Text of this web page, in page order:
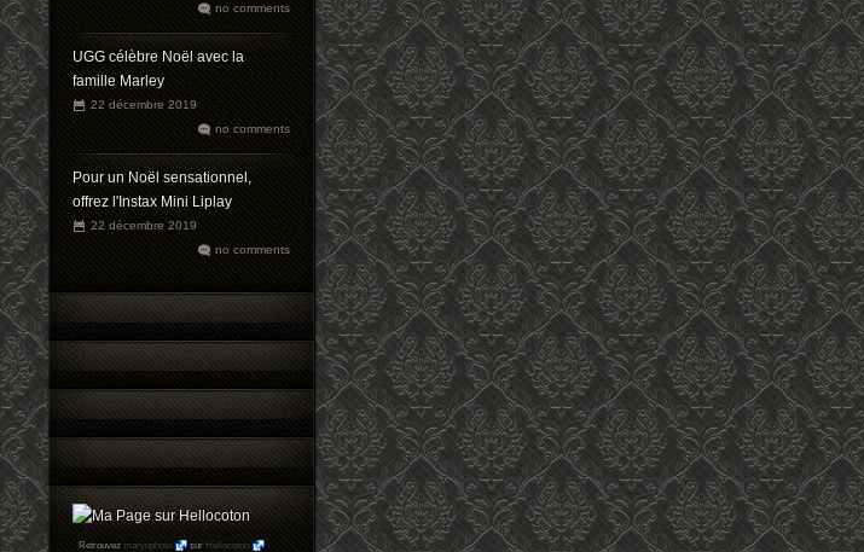
no comments
UGG célèbre Noël avec la
famille Marley
22 décembre 2019
no comments
Pour un Noël sensationnel,
offrez l'Instax Mini Liplay
22 décembre 2019
no comments
Retrouvez maryophoto sur Hellocoton